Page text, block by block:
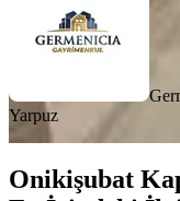
Yarpuz
Onikişubat